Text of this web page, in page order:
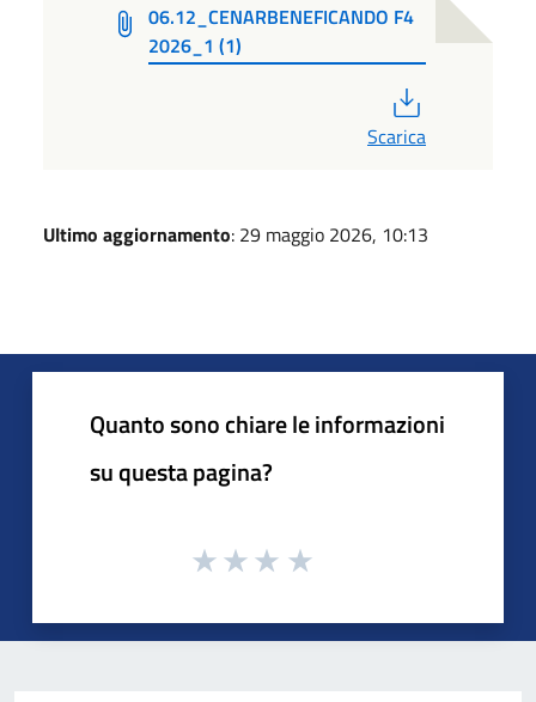
06.12_CENARBENEFICANDO F4
2026_1 (1)
Scarica
Ultimo aggiornamento: 29 maggio 2026, 10:13
Quanto sono chiare le informazioni
su questa pagina?